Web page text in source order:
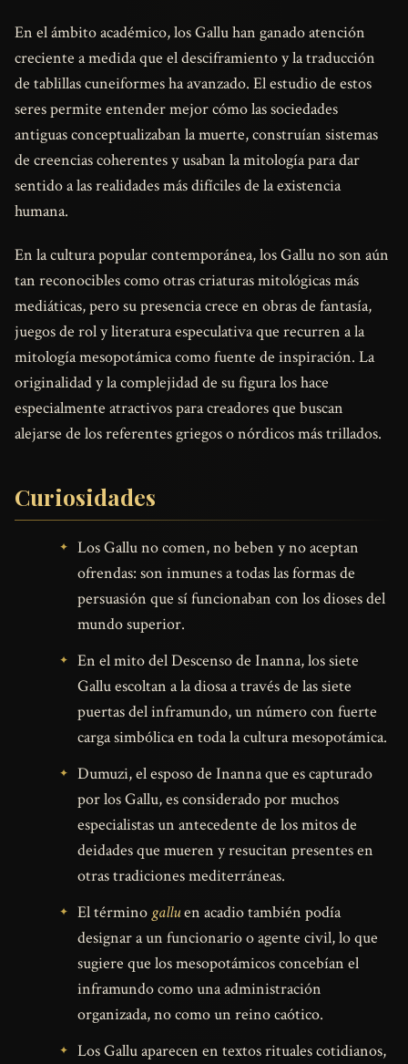
En el ámbito académico, los Gallu han ganado atención
creciente a medida que el desciframiento y la traducción
de tablillas cuneiformes ha avanzado. El estudio de estos
seres permite entender mejor cómo las sociedades
antiguas conceptualizaban la muerte, construían sistemas
de creencias coherentes y usaban la mitología para dar
sentido a las realidades más difíciles de la existencia
humana.
En la cultura popular contemporánea, los Gallu no son aún
tan reconocibles como otras criaturas mitológicas más
mediáticas, pero su presencia crece en obras de fantasía,
juegos de rol y literatura especulativa que recurren a la
mitología mesopotámica como fuente de inspiración. La
originalidad y la complejidad de su figura los hace
especialmente atractivos para creadores que buscan
alejarse de los referentes griegos o nórdicos más trillados.
Curiosidades
Los Gallu no comen, no beben y no aceptan
ofrendas: son inmunes a todas las formas de
persuasión que sí funcionaban con los dioses del
mundo superior.
En el mito del Descenso de Inanna, los siete
Gallu escoltan a la diosa a través de las siete
puertas del inframundo, un número con fuerte
carga simbólica en toda la cultura mesopotámica.
Dumuzi, el esposo de Inanna que es capturado
por los Gallu, es considerado por muchos
especialistas un antecedente de los mitos de
deidades que mueren y resucitan presentes en
otras tradiciones mediterráneas.
El término galluen acadio también podía
designar a un funcionario o agente civil, lo que
sugiere que los mesopotámicos concebían el
inframundo como una administración
organizada, no como un reino caótico.
Los Gallu aparecen en textos rituales cotidianos,